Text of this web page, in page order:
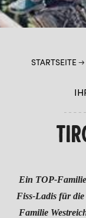
ERLEBNISSE
KINDER
SOMMER
STARTSEITE
Ein TOP-
Fiss-Ladis für
Familie